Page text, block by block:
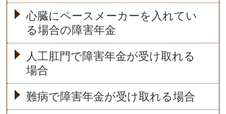
心臓にペースメーカーを入れてい
る場合の障害年金
人工肛門で障害年金が受け取れる
場合
難病で障害年金が受け取れる場合